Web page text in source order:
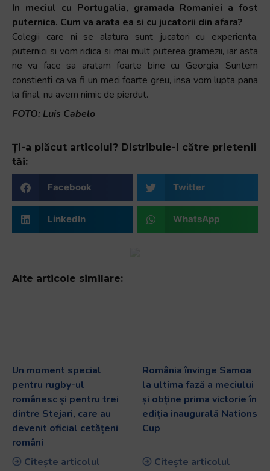
In meciul cu Portugalia, gramada Romaniei a fost
puternica. Cum va arata ea si cu jucatorii din afara?
Colegii care ni se alatura sunt jucatori cu experienta,
puternici si vom ridica si mai mult puterea gramezii, iar asta
ne va face sa aratam foarte bine cu Georgia. Suntem
constienti ca va fi un meci foarte greu, insa vom lupta pana
la final, nu avem nimic de pierdut.
FOTO: Luis Cabelo
Ți-a plăcut articolul? Distribuie-l către prietenii
tăi:
Facebook Twitter
LinkedIn WhatsApp
Alte articole similare:
Un moment special
pentru rugby-ul
românesc și pentru trei
dintre Stejari, care au
devenit oficial cetățeni
români
Citește articolul
România învinge Samoa
la ultima fază a meciului
și obține prima victorie în
ediția inaugurală Nations
Cup
Citește articolul